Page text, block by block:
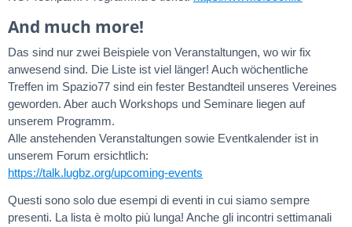
And much more!
Das sind nur zwei Beispiele von Veranstaltungen, wo wir fix
anwesend sind. Die Liste ist viel länger! Auch wöchentliche
Treffen im Spazio77 sind ein fester Bestandteil unseres Vereines
geworden. Aber auch Workshops und Seminare liegen auf
unserem Programm.
Alle anstehenden Veranstaltungen sowie Eventkalender ist in
unserem Forum ersichtlich:
https://talk.lugbz.org/upcoming-events
Questi sono solo due esempi di eventi in cui siamo sempre
presenti. La lista è molto più lunga! Anche gli incontri settimanali